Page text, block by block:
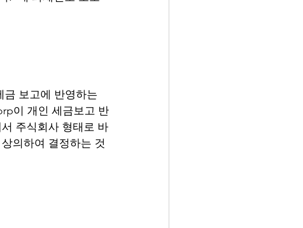
금 보고에 반영하는
이 개인 세금보고 반
주식회사 형태로 바
의하여 결정하는 것